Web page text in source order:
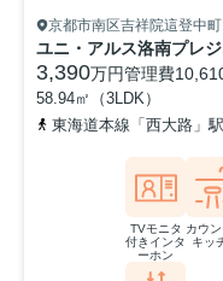
京都市南区吉祥院這登中町
ユニ・アルス洛南プレ
3,390万円管理費
58.94㎡（3LDK）
東海道本線「西大路」
TVモニタ
付きインタ
ーホン
カウ
キッ